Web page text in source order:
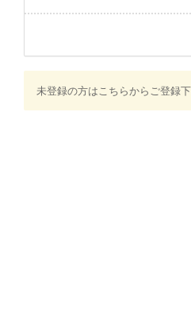
未登録の方はこちらからご登録